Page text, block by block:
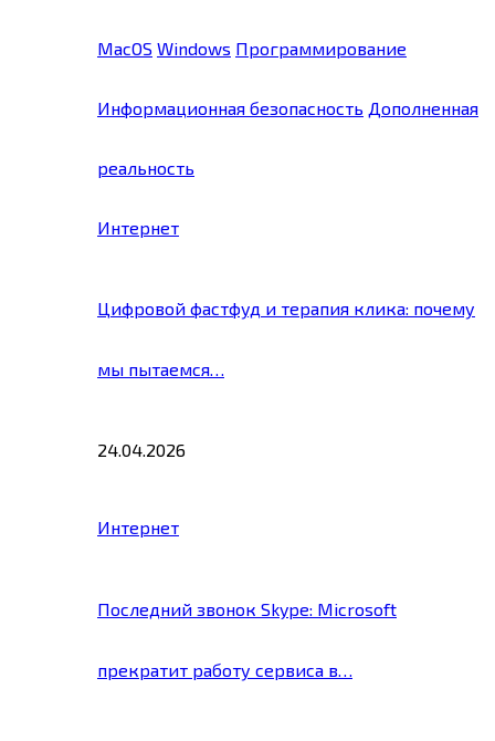
MacOS Windows Программирование
Информационная безопасность Дополненная
реальность
Интернет
Цифровой фастфуд и терапия клика: почему
мы пытаемся…
24.04.2026
Интернет
Последний звонок Skype: Microsoft
прекратит работу сервиса в…